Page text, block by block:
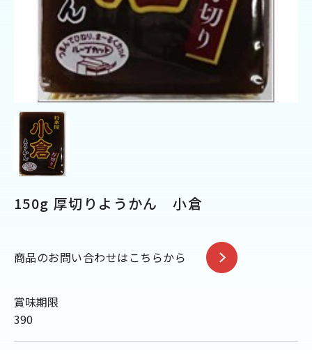
150g 厚切りようかん 小倉
商品のお問い合わせはこちらから
賞味期限
390